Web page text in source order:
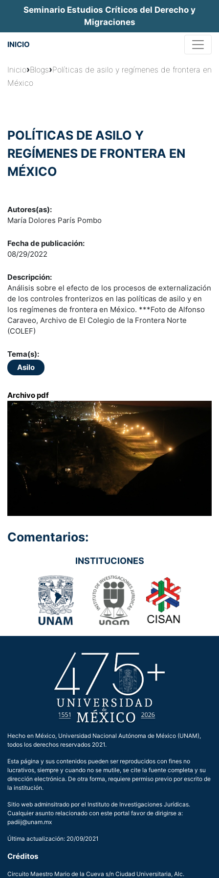
Seminario Estudios Críticos del Derecho y
Migraciones
INICIO
Usted
está
Inicio›Blogs›Políticas de asilo y regímenes de frontera en
México
POLÍTICAS DE ASILO Y
REGÍMENES DE FRONTERA EN
MÉXICO
Autores(as):
María Dolores París Pombo
Fecha de publicación:
08/29/2022
Descripción:
Análisis sobre el efecto de los procesos de externalización
de los controles fronterizos en las políticas de asilo y en
los regímenes de frontera en México. ***Foto de Alfonso
Caraveo, Archivo de El Colegio de la Frontera Norte
(COLEF)
Tema(s):
Asilo
Archivo pdf
Comentarios:
INSTITUCIONES
Hecho en México, Universidad Nacional Autónoma de México (UNAM),
todos los derechos reservados 2021.
Esta página y sus contenidos pueden ser reproducidos con fines no
lucrativos, siempre y cuando no se mutile, se cite la fuente completa y su
dirección electrónica. De otra forma, requiere permiso previo por escrito de
la institución.
Sitio web adminsitrado por el Instituto de Investigaciones Jurídicas.
Cualquier asunto relacionado con este portal favor de dirigirse a:
padiij@unam.mx
Última actualización: 20/09/2021
Créditos
Circuito Maestro Mario de la Cueva s/n Ciudad Universitaria, Alc.